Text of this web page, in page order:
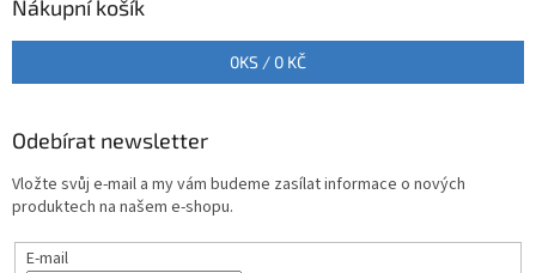
Nákupní košík
0KS / 0 KČ
Odebírat newsletter
Vložte svůj e-mail a my vám budeme zasílat informace o nových
produktech na našem e-shopu.
E-mail